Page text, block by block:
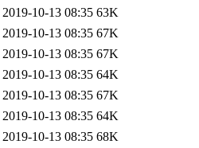
2019-10-13 08:35 63K
2019-10-13 08:35 67K
2019-10-13 08:35 67K
2019-10-13 08:35 64K
2019-10-13 08:35 67K
2019-10-13 08:35 64K
2019-10-13 08:35 68K